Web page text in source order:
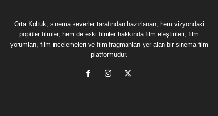
Orta Koltuk, sinema severler tarafından hazırlanan, hem vizyondaki
popüler filmler, hem de eski filmler hakkında film eleştirileri, film
yorumları, film incelemeleri ve film fragmanları yer alan bir sinema film
platformudur.